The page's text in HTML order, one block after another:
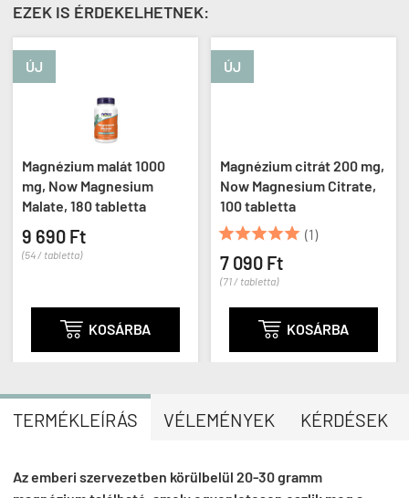
EZEK IS ÉRDEKELHETNEK:
ÚJ
Magnézium malát 1000
mg, Now Magnesium
Malate, 180 tabletta
9 690 Ft
(54 / tabletta)
 KOSÁRBA
ÚJ
Magnézium citrát 200 mg,
Now Magnesium Citrate,
100 tabletta
 (1)
7 090 Ft
(71 / tabletta)
 KOSÁRBA
TERMÉKLEÍRÁS VÉLEMÉNYEK KÉRDÉSEK
Az emberi szervezetben körülbelül 20-30 gramm